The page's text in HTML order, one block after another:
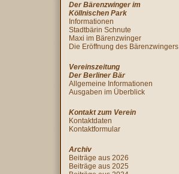
Der Bärenzwinger im
Köllnischen Park
Informationen
Stadtbärin Schnute
Maxi im Bärenzwinger
Die Eröffnung des Bärenzwingers
Vereinszeitung
Der Berliner Bär
Allgemeine Informationen
Ausgaben im Überblick
Kontakt zum Verein
Kontaktdaten
Kontaktformular
Archiv
Beiträge aus 2026
Beiträge aus 2025